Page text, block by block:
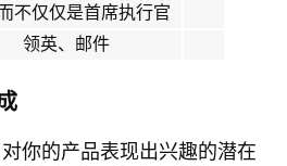
不仅仅是首席执行官
领英、邮件
你的产品表现出兴趣的潜在